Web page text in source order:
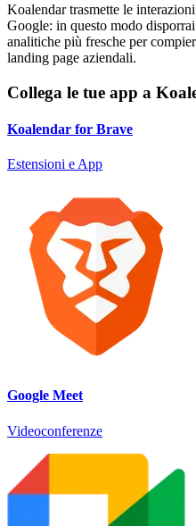
Koalendar trasmette le
Google: in questo modo
analitiche più fresche per
landing page aziendali.
Collega le tue app a
Koalendar for Brave
Estensioni e App
Google Meet
Videoconferenze